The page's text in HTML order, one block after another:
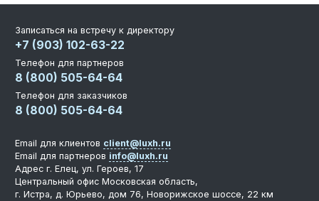
Записаться на встречу к директору
+7 (903) 102-63-22
Телефон для партнеров
8 (800) 505-64-64
Телефон для заказчиков
8 (800) 505-64-64
Email для клиентов client@luxh.ru
Email для партнеров info@luxh.ru
Адрес г. Елец, ул. Героев, 17
Центральный офис Московская область,
г. Истра, д. Юрьево, дом 76, Новорижское шоссе, 22 км